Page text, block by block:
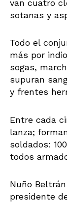
van cuatro
sotanas y
Todo el
más por
sogas,
supuran
y frentes
Entre cada
lanza;
soldados:
todos
Nuño
presidente